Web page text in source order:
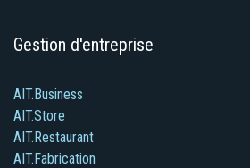
Gestion d'entreprise
AIT.Business
AIT.Store
AIT.Restaurant
AIT.Fabrication